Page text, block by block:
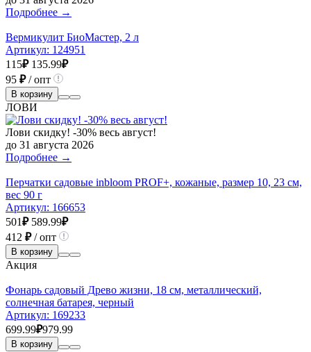
Подробнее →
Вермикулит БиоМастер, 2 л
Артикул: 124951
115₽ 135.99₽
95 ₽/ опт
В корзину
ЛОВИ
Лови скидку! -30% весь август!
до 31 августа 2026
Подробнее →
Перчатки садовые inbloom PROF+, кожаные, размер 10, 23 см,
вес 90 г
Артикул: 166653
501₽ 589.99₽
412 ₽/ опт
В корзину
Акция
Фонарь садовый Древо жизни, 18 см, металлический,
солнечная батарея, черный
Артикул: 169233
699.99₽979.99
В корзину